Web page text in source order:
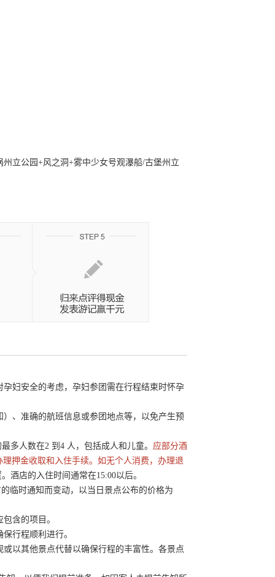
州立公园+风之洞+雾中少女号观瀑船/古堡州立
妇安全的考虑，孕妇参团需在行程结束时怀孕
、准确的航班信息或参团地点等，以免产生预
多人数在2 到4 人，包括成人和儿童。 应部分酒
押金收取和入住手续。如无个人消费，办理退
酒店的入住时间通常在15:00以后。
临时通知而变动，以当日景点公布的价格为
含的项目。
行程顺利进行。
以其他景点代替以确保行程的丰富性。各景点